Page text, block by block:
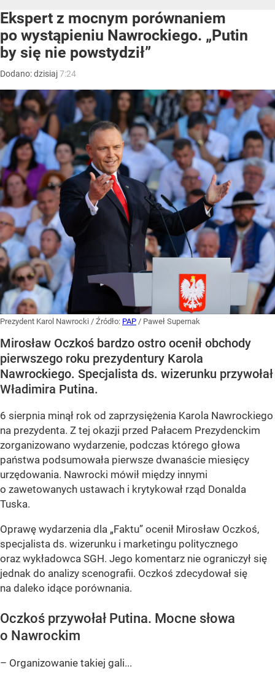
Ekspert z mocnym porównaniem
po wystąpieniu Nawrockiego. „Putin
by się nie powstydził”
Dodano:dzisiaj7:24
Prezydent Karol Nawrocki / Źródło: PAP / Paweł Supernak
Mirosław Oczkoś bardzo ostro ocenił obchody
pierwszego roku prezydentury Karola
Nawrockiego. Specjalista ds. wizerunku przywołał
Władimira Putina.
6 sierpnia minął rok od zaprzysiężenia Karola Nawrockiego
na prezydenta. Z tej okazji przed Pałacem Prezydenckim
zorganizowano wydarzenie, podczas którego głowa
państwa podsumowała pierwsze dwanaście miesięcy
urzędowania. Nawrocki mówił między innymi
o zawetowanych ustawach i krytykował rząd Donalda
Tuska.
Oprawę wydarzenia dla „Faktu” ocenił Mirosław Oczkoś,
specjalista ds. wizerunku i marketingu politycznego
oraz wykładowca SGH. Jego komentarz nie ograniczył się
jednak do analizy scenografii. Oczkoś zdecydował się
na daleko idące porównania.
Oczkoś przywołał Putina. Mocne słowa
o Nawrockim
– Organizowanie takiej gali...